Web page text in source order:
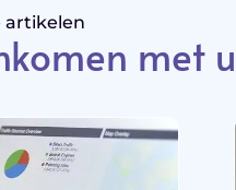
artikelen
met